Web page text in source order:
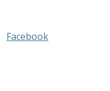
Facebook